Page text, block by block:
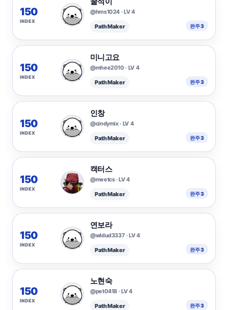
150
INDEX
@hms1024 · LV 4
Path Maker 완주 3
150
INDEX
미니고요
@mhee2010 · LV 4
Path Maker 완주 3
150
INDEX
인창
@cindymix · LV 4
Path Maker 완주 3
150
INDEX
캑터스
@meetcs · LV 4
Path Maker 완주 3
150
INDEX
연보라
@wldud3337 · LV 4
Path Maker 완주 3
150
INDEX
노현숙
@pet0418 · LV 4
Path Maker 완주 3